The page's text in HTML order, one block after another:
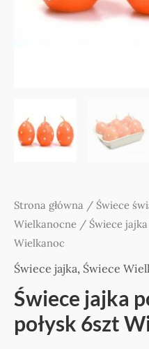
Strona główna / Świece
Wielkanocne / Świece
Wielkanoc
Świece jajka, Świece
Świece jajka
połysk 6szt